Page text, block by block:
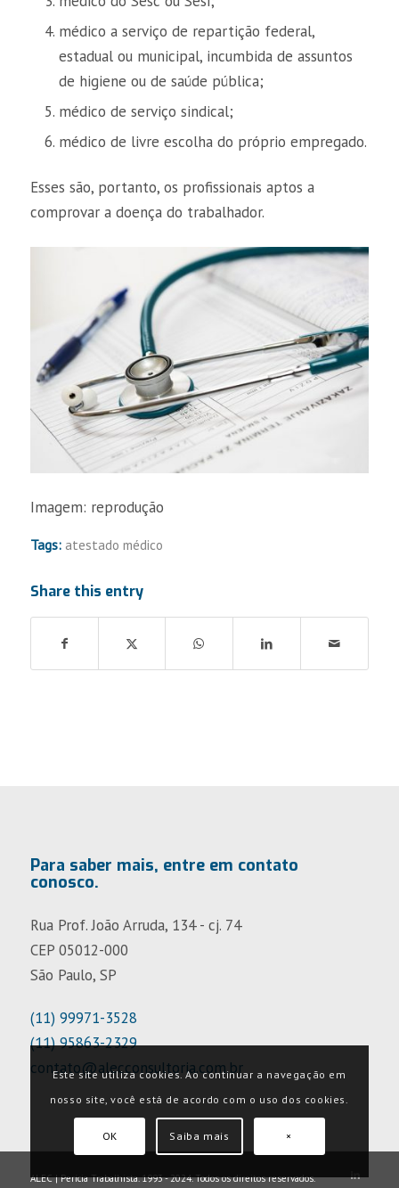
médico a serviço de repartição federal,
estadual ou municipal, incumbida de assuntos
de higiene ou de saúde pública;
médico de serviço sindical;
médico de livre escolha do próprio empregado.
Esses são, portanto, os profissionais aptos a
comprovar a doença do trabalhador.
Imagem: reprodução
Tags: atestado médico
Share this entry
Para saber mais, entre em contato
conosco.
Rua Prof. João Arruda, 134 - cj. 74
CEP 05012-000
São Paulo, SP
(11) 99971-3528
(11) 95863-2329
contato@alecconsultoria.com.br
ALEC | Perícia Trabalhista. 1993 - 2024. Todos os direitos reservados.
Este site utiliza cookies. Ao continuar a navegação em
nosso site, você está de acordo com o uso dos cookies.
OK Saiba mais ×